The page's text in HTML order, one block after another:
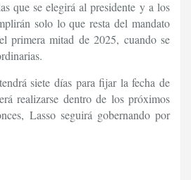
que se elegirá al presidente y a los
solo lo que resta del mandato
primera mitad de 2025, cuando se
siete días para fijar la fecha de
realizarse dentro de los próximos
Lasso seguirá gobernando por